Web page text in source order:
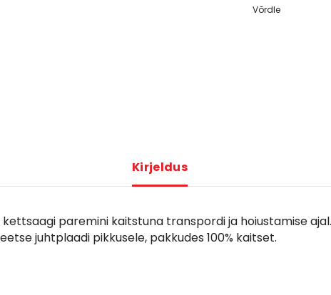
Võrdle
Kirjeldus
paremini kaitstuna transpordi ja hoiustamise
juhtplaadi pikkusele, pakkudes 100% kaitset.